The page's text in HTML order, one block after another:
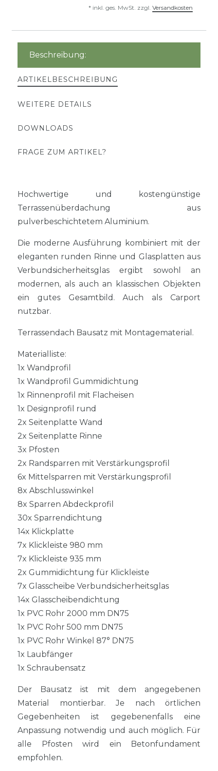
* inkl. ges. MwSt. zzgl. Versandkosten
Beschreibung:
ARTIKELBESCHREIBUNG
WEITERE DETAILS
DOWNLOADS
FRAGE ZUM ARTIKEL?
Hochwertige und kostengünstige
Terrassenüberdachung aus
pulverbeschichtetem Aluminium.
Die moderne Ausführung kombiniert mit der
eleganten runden Rinne und Glasplatten aus
Verbundsicherheitsglas ergibt sowohl an
modernen, als auch an klassischen Objekten
ein gutes Gesamtbild. Auch als Carport
nutzbar.
Terrassendach Bausatz mit Montagematerial.
Materialliste:
1x Wandprofil
1x Wandprofil Gummidichtung
1x Rinnenprofil mit Flacheisen
1x Designprofil rund
2x Seitenplatte Wand
2x Seitenplatte Rinne
3x Pfosten
2x Randsparren mit Verstärkungsprofil
6x Mittelsparren mit Verstärkungsprofil
8x Abschlusswinkel
8x Sparren Abdeckprofil
30x Sparrendichtung
14x Klickplatte
7x Klickleiste 980 mm
7x Klickleiste 935 mm
2x Gummidichtung für Klickleiste
7x Glasscheibe Verbundsicherheitsglas
14x Glasscheibendichtung
1x PVC Rohr 2000 mm DN75
1x PVC Rohr 500 mm DN75
1x PVC Rohr Winkel 87° DN75
1x Laubfänger
1x Schraubensatz
Der Bausatz ist mit dem angegebenen
Material montierbar. Je nach örtlichen
Gegebenheiten ist gegebenenfalls eine
Anpassung notwendig und auch möglich. Für
alle Pfosten wird ein Betonfundament
empfohlen.